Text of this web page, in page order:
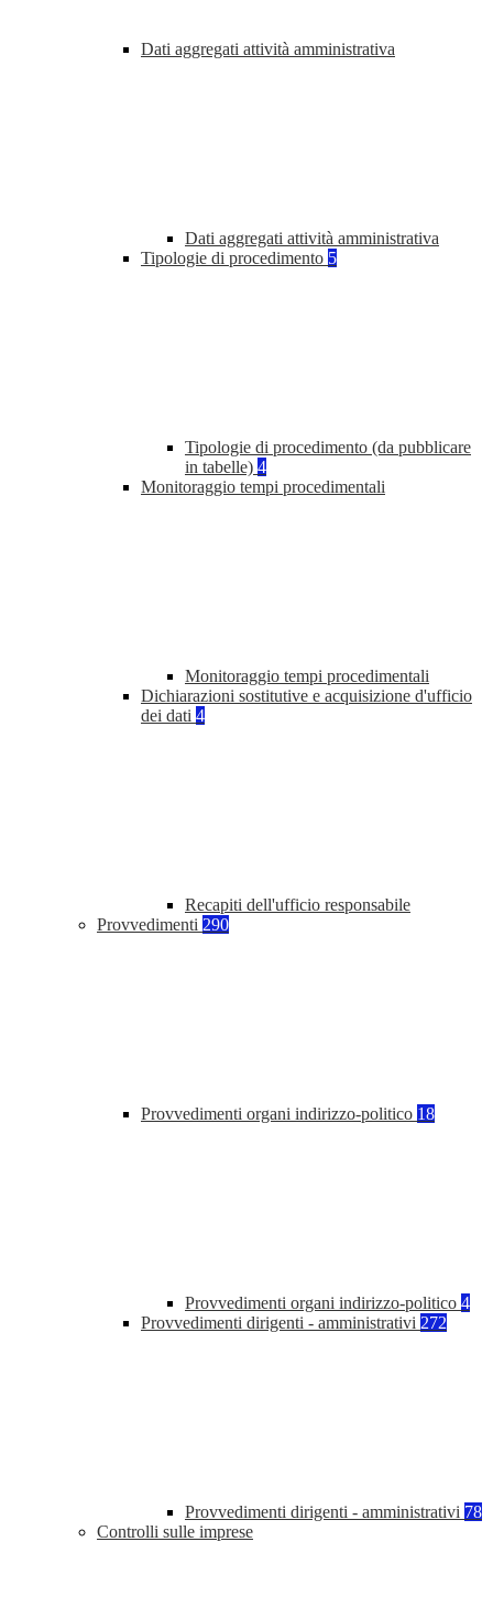
Dati aggregati attività amministrativa
Dati aggregati attività amministrativa
Tipologie di procedimento 5
Tipologie di procedimento (da pubblicare
in tabelle) 4
Monitoraggio tempi procedimentali
Monitoraggio tempi procedimentali
Dichiarazioni sostitutive e acquisizione d'ufficio
dei dati 4
Recapiti dell'ufficio responsabile
Provvedimenti 290
Provvedimenti organi indirizzo-politico 18
Provvedimenti organi indirizzo-politico 4
Provvedimenti dirigenti - amministrativi 272
Provvedimenti dirigenti - amministrativi 78
Controlli sulle imprese